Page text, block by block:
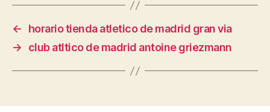
←
horario tienda atletico de madrid gran via
→
club atltico de madrid antoine griezmann